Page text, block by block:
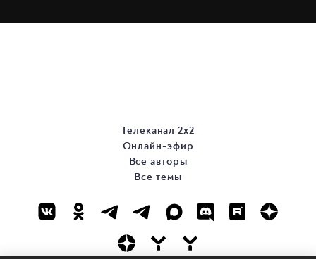
Телеканал 2х2
Онлайн-эфир
Все авторы
Все темы